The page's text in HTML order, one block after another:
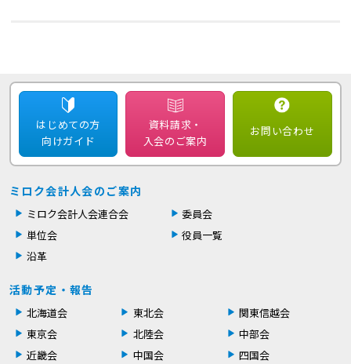
はじめての方
向けガイド
資料請求・
入会のご案内
お問い合わせ
ミロク会計人会のご案内
ミロク会計人会連合会
委員会
単位会
役員一覧
沿革
活動予定・報告
北海道会 東北会
関東信越会
東京会
北陸会
中部会
近畿会
中国会
四国会